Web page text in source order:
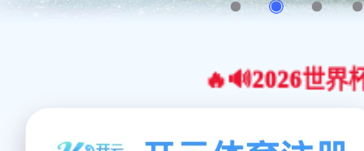
🔥🔊2026世界杯官网